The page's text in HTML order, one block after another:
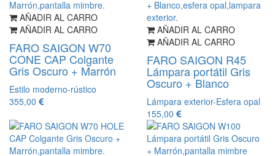
AÑADIR AL CARRO
AÑADIR AL CARRO
FARO SAIGON W70
CONE CAP Colgante
Gris Oscuro + Marrón
Estilo moderno-rústico
355,00
AÑADIR AL CARRO
AÑADIR AL CARRO
FARO SAIGON R45
Lámpara portátil Gris
Oscuro + Blanco
Lámpara exterior-Esfera opal
155,00